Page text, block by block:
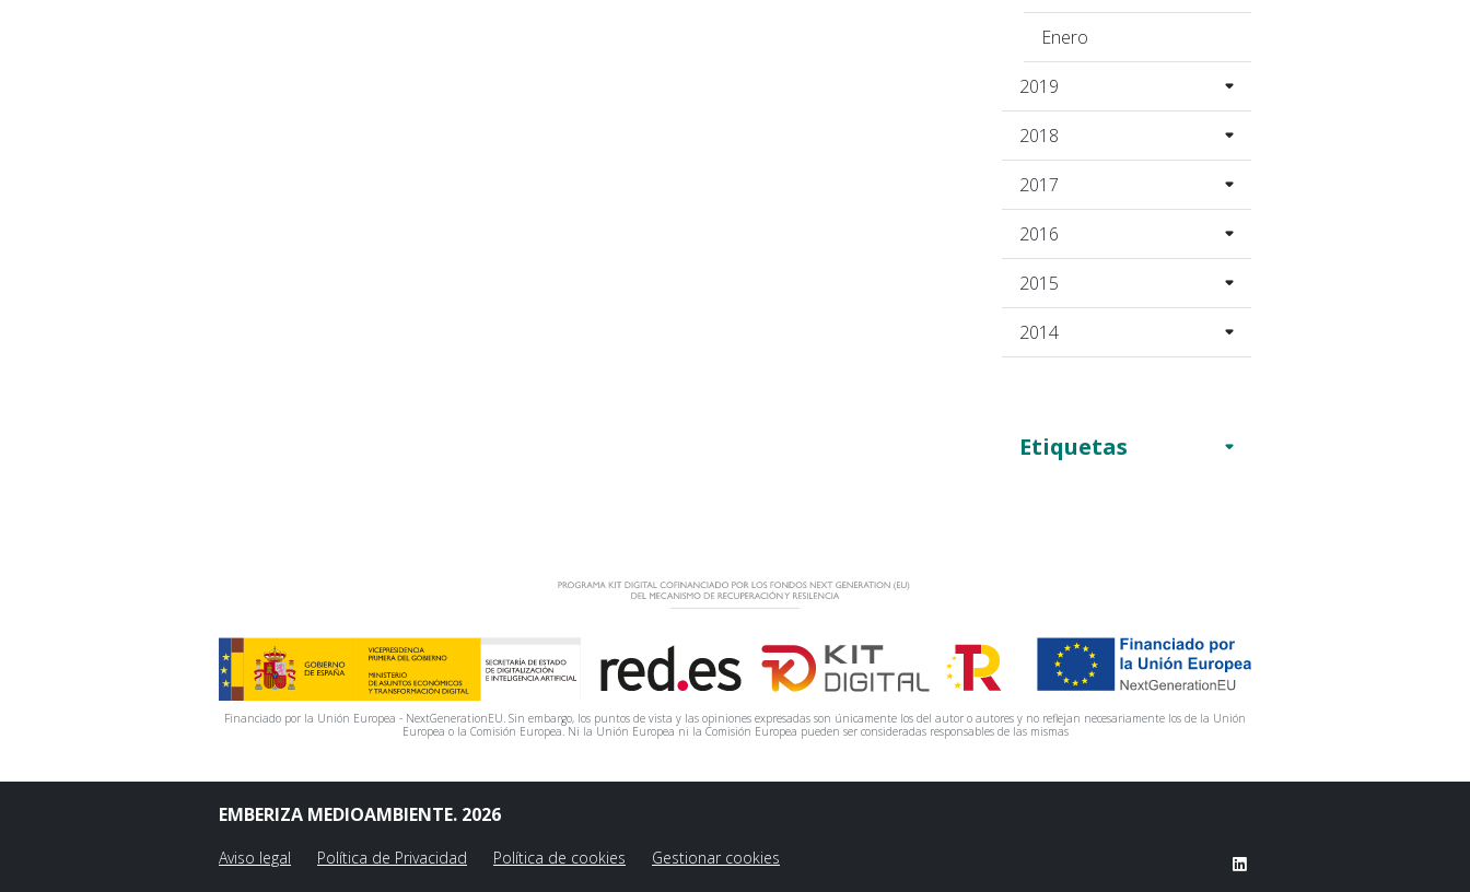
Enero
2019
2018
2017
2016
2015
2014
Etiquetas
Financiado por la Unión Europea - NextGenerationEU. Sin embargo, los puntos de vista y las opiniones expresadas son únicamente los del autor o autores y no reflejan necesariamente los de la Unión
Europea o la Comisión Europea. Ni la Unión Europea ni la Comisión Europea pueden ser consideradas responsables de las mismas
EMBERIZA MEDIOAMBIENTE. 2026
Aviso legal Política de Privacidad Política de cookies Gestionar cookies